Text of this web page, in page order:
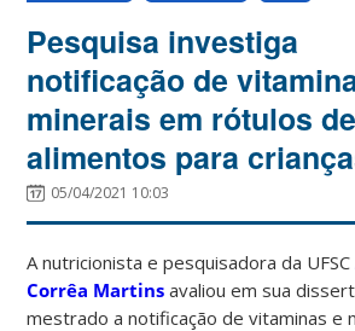
Pesquisa investiga
notificação de
minerais em rótulos de
alimentos para
05/04/2021 10:03
A nutricionista e pesquisadora da UFSC
Corrêa Martins avaliou em sua
mestrado a notificação de vitaminas e